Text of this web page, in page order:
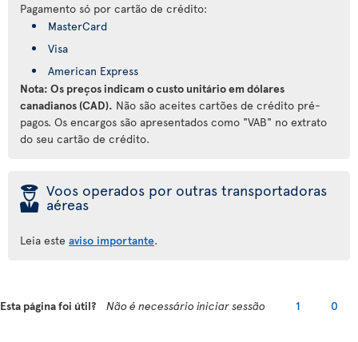
Pagamento só por cartão de crédito:
MasterCard
Visa
American Express
Nota: Os preços indicam o custo unitário em dólares
canadianos (CAD). Não são aceites cartões de crédito pré-
pagos. Os encargos são apresentados como "VAB" no extrato
do seu cartão de crédito.
þ Voos operados por outras transportadoras
aéreas
Leia este aviso importante.
Esta página foi útil? Não é necessário iniciar sessão 1 0